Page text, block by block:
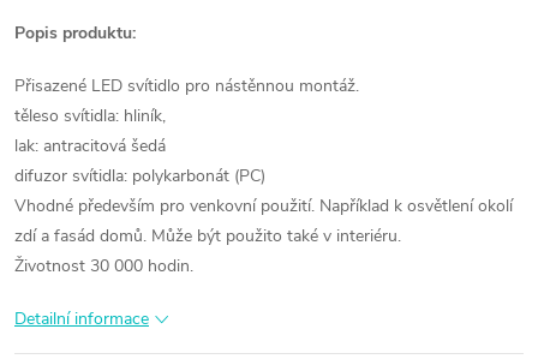
Popis produktu:
Přisazené LED svítidlo pro nástěnnou montáž.
těleso svítidla: hliník,
lak: antracitová šedá
difuzor svítidla: polykarbonát (PC)
Vhodné především pro venkovní použití. Například k osvětlení okolí
zdí a fasád domů. Může být použito také v interiéru.
Životnost 30 000 hodin.
Detailní informace